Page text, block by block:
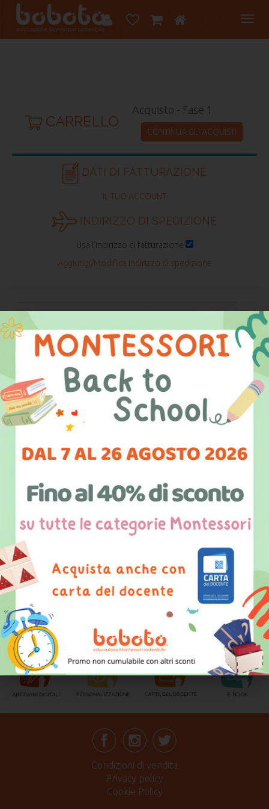
CARRELLO
Acquisto - Fase 1
CONTINUA GLI ACQUISTI
DATI DI FATTURAZIONE
IL TUO ACCOUNT
INDIRIZZO DI SPEDIZIONE
Usa l'indirizzo di fatturazione
Aggiungi/Modifica indirizzo di spedizione
0,00 €
CONDIZIONI DI VENDITA *
Clicca qui per leggere le condizioni di vendita e spunta la casella per
accettarle.
DESIDERO RICEVERE OFFERTE COMMERCIALI
Condizioni di vendita
Privacy policy
Cookie Policy